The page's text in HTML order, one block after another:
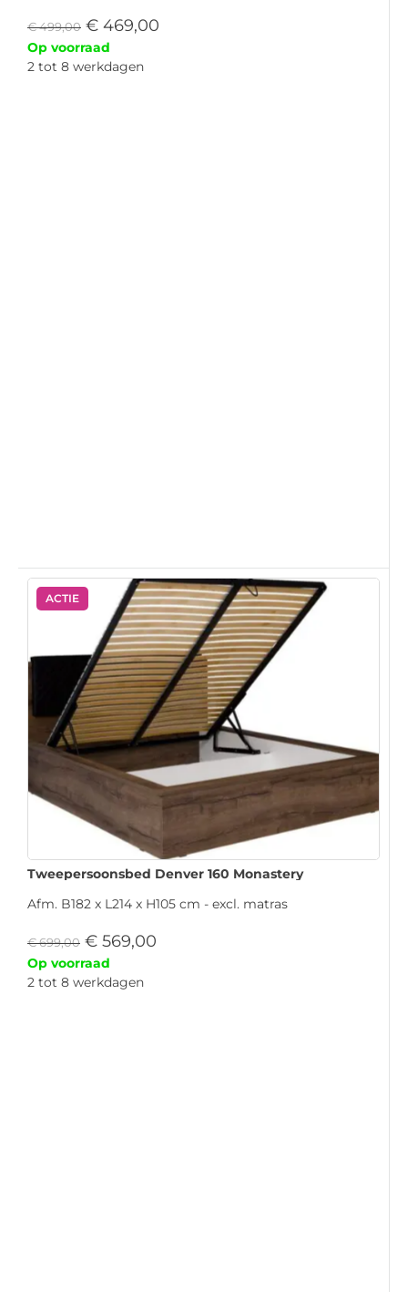
€499,00 € 469,00
Op voorraad
2 tot 8 werkdagen
ACTIE
Tweepersoonsbed Denver 160 Monastery
Afm. B182 x L214 x H105 cm - excl. matras
€699,00 € 569,00
Op voorraad
2 tot 8 werkdagen